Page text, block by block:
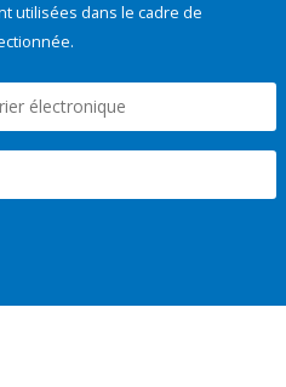
utilisées dans le cadre de